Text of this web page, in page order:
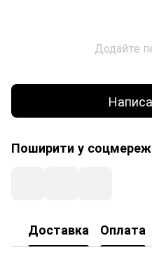
Додайте
Поширити у
Доставка Оплата